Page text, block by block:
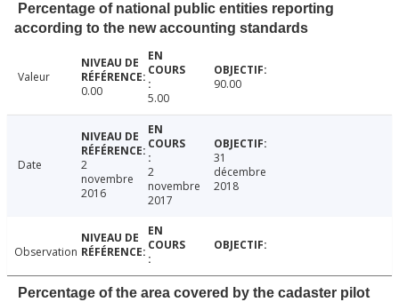
Percentage of national public entities reporting
according to the new accounting standards
Valeur
0.00
5.00
90.00
Date
2
novembre
2016
2
novembre
2017
31
décembre
2018
Observation
Percentage of the area covered by the cadaster pilot